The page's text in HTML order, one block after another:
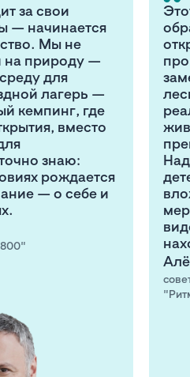
за свои
— начинается
Мы не
на природу —
для
лагерь —
кемпинг, где
вместо
знаю:
рождается
— о себе и